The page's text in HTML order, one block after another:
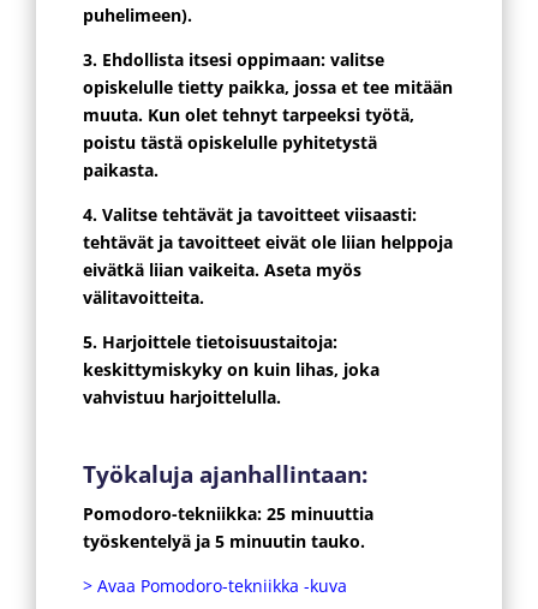
puhelimeen).
3. Ehdollista itsesi oppimaan: valitse
opiskelulle tietty paikka, jossa et tee mitään
muuta. Kun olet tehnyt tarpeeksi työtä,
poistu tästä opiskelulle pyhitetystä
paikasta.
4. Valitse tehtävät ja tavoitteet viisaasti:
tehtävät ja tavoitteet eivät ole liian helppoja
eivätkä liian vaikeita. Aseta myös
välitavoitteita.
5. Harjoittele tietoisuustaitoja:
keskittymiskyky on kuin lihas, joka
vahvistuu harjoittelulla.
Työkaluja ajanhallintaan:
Pomodoro-tekniikka: 25 minuuttia
työskentelyä ja 5 minuutin tauko.
> Avaa Pomodoro-tekniikka -kuva